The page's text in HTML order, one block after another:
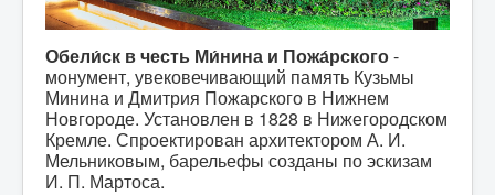
Обели́ск в честь Ми́нина и Пожа́рского-
монумент, увековечивающий память Кузьмы
Минина и Дмитрия Пожарского в Нижнем
Новгороде. Установлен в 1828 в Нижегородском
Кремле. Спроектирован архитектором А. И.
Мельниковым, барельефы созданы по эскизам
И. П. Мартоса.